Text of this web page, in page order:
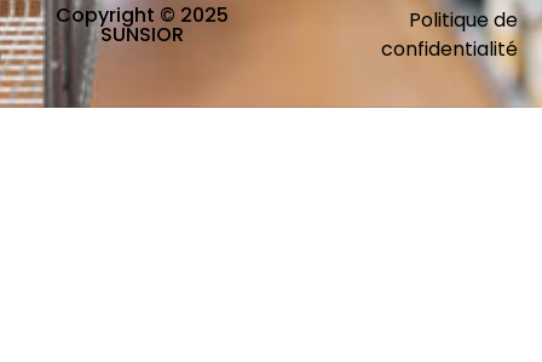
Copyright © 2025
SUNSIOR
Politique de
confidentialité